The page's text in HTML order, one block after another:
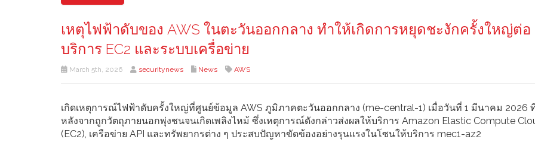
เหตุไฟฟ้าดับของ AWS ในตะวันออกกลาง ทำให้เกิดการหยุดชะงักครั้งใหญ่ต่อ
บริการ EC2 และระบบเครื่อข่าย
March 5th, 2026 securitynews News AWS
เกิดเหตุการณ์ไฟฟ้าดับครั้งใหญ่ที่ศูนย์ข้อมูล AWS ภูมิภาคตะวันออกกลาง (me-central-1) เมื่อวันที่ 1 มีนาคม 2026
หลังจากถูกวัตถุภายนอกพุ่งชนจนเกิดเพลิงไหม้ ซึ่งเหตุการณ์ดังกล่าวส่งผลให้บริการ Amazon Elastic Compute
(EC2), เครือข่าย API และทรัพยากรต่าง ๆ ประสบปัญหาขัดข้องอย่างรุนแรงในโซนให้บริการ mec1-az2